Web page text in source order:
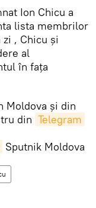
Ion Chicu a
lista membrilor
, Chicu și
al
în fața
Moldova și din
din Telegram
Sputnik Moldova